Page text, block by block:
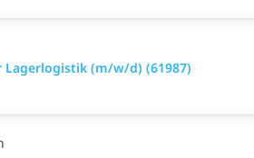
(m/w/d) (61987)